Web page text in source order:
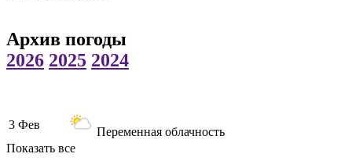
Архив погоды
2026 2025 2024
3 Фев
Переменная облачность
Показать все